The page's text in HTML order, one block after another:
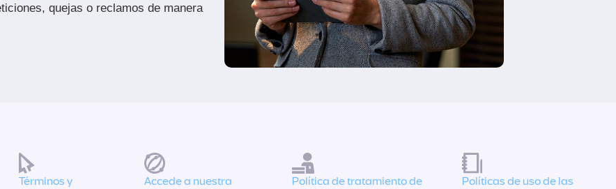
quejas o reclamos de manera
Términos y Accede a nuestra Política de tratamiento de Políticas de uso de las